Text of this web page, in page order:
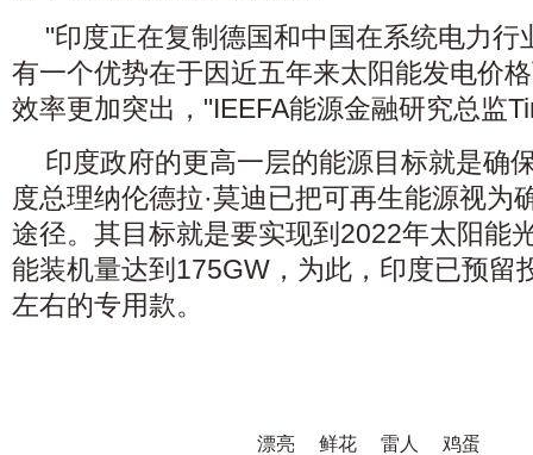
"印度正在复制德国和中国在系统电力行
有一个优势在于因近五年来太阳能发电价
效率更加突出，"IEEFA能源金融研究总监
印度政府的更高一层的能源目标就是确
度总理纳伦德拉·莫迪已把可再生能源视为
途径。其目标就是要实现到2022年太阳能
能装机量达到175GW，为此，印度已预留
左右的专用款。
漂亮 鲜花 雷人 鸡蛋